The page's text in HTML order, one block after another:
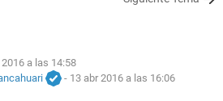
a las 14:58
- 13 abr 2016 a las 16:06